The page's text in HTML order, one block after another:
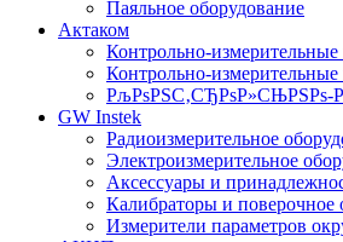
Паяльное оборудование
Актаком
Контрольно-
Контрольно-
РљРѕРЅС‚СЂРѕР»СЊРЅРѕ-
GW Instek
Радиоизмерительное
Электроизмерительное
Аксессуары и
Калибраторы и поверочное
Измерители параметров